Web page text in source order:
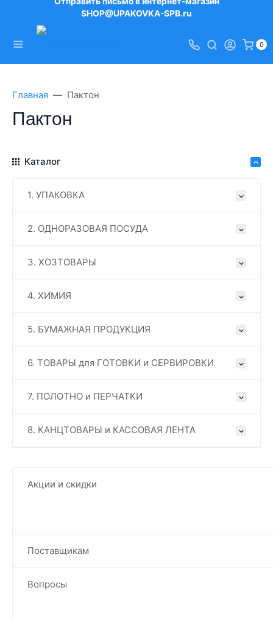
SHOP@UPAKOVKA-SPB.ru
0
Главная Пактон
Пактон
Каталог
1. УПАКОВКА
2. ОДНОРАЗОВАЯ ПОСУДА
3. ХОЗТОВАРЫ
4. ХИМИЯ
5. БУМАЖНАЯ ПРОДУКЦИЯ
6. ТОВАРЫ для ГОТОВКИ и СЕРВИРОВКИ
7. ПОЛОТНО и ПЕРЧАТКИ
8. КАНЦТОВАРЫ и КАССОВАЯ ЛЕНТА
Акции и скидки
Поставщикам
Вопросы